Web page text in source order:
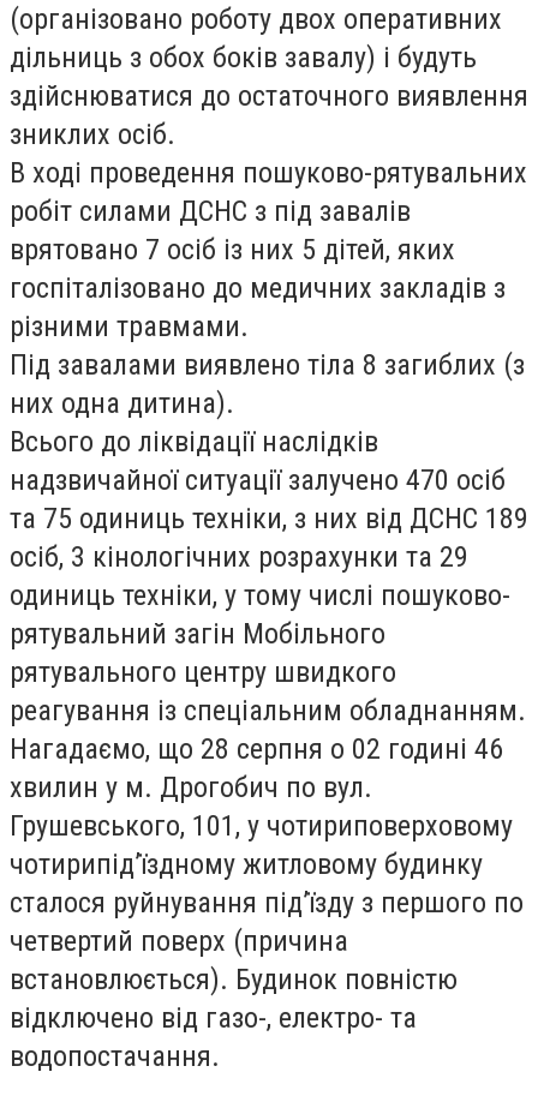
(організовано роботу двох оперативних
дільниць з обох боків завалу) і будуть
здійснюватися до остаточного виявлення
зниклих осіб.
В ході проведення пошуково-рятувальних
робіт силами ДСНС з під завалів
врятовано 7 осіб із них 5 дітей, яких
госпіталізовано до медичних закладів з
різними травмами.
Під завалами виявлено тіла 8 загиблих (з
них одна дитина).
Всього до ліквідації наслідків
надзвичайної ситуації залучено 470 осіб
та 75 одиниць техніки, з них від ДСНС 189
осіб, 3 кінологічних розрахунки та 29
одиниць техніки, у тому числі пошуково-
рятувальний загін Мобільного
рятувального центру швидкого
реагування із спеціальним обладнанням.
Нагадаємо, що 28 серпня о 02 годині 46
хвилин у м. Дрогобич по вул.
Грушевського, 101, у чотириповерховому
чотирипід’їздному житловому будинку
сталося руйнування під’їзду з першого по
четвертий поверх (причина
встановлюється). Будинок повністю
відключено від газо-, електро- та
водопостачання.